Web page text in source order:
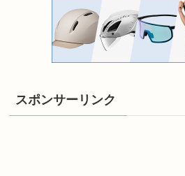
スポンサーリンク